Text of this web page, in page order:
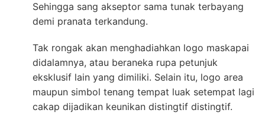
Sehingga sang akseptor sama tunak terbayang
demi pranata terkandung.
Tak rongak akan menghadiahkan logo maskapai
didalamnya, atau beraneka rupa petunjuk
eksklusif lain yang dimiliki. Selain itu, logo area
maupun simbol tenang tempat luak setempat lagi
cakap dijadikan keunikan distingtif distingtif.